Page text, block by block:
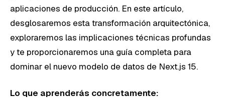
aplicaciones de producción. En este artículo,
desglosaremos esta transformación arquitectónica,
exploraremos las implicaciones técnicas profundas
y te proporcionaremos una guía completa para
dominar el nuevo modelo de datos de Next.js 15.
Lo que aprenderás concretamente: